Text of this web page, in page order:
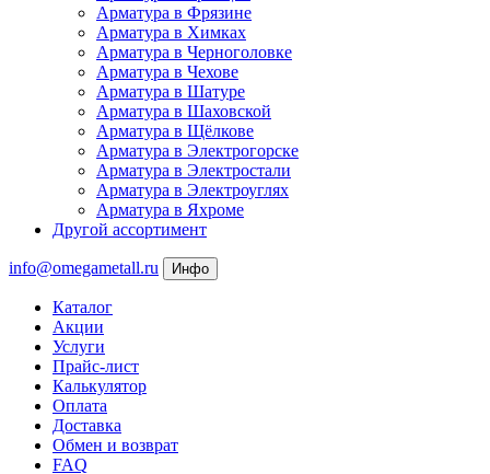
Арматура в Фрязине
Арматура в Химках
Арматура в Черноголовке
Арматура в Чехове
Арматура в Шатуре
Арматура в Шаховской
Арматура в Щёлкове
Арматура в Электрогорске
Арматура в Электростали
Арматура в Электроуглях
Арматура в Яхроме
Другой ассортимент
info@omegametall.ru Инфо
Каталог
Акции
Услуги
Прайс-лист
Калькулятор
Оплата
Доставка
Обмен и возврат
FAQ